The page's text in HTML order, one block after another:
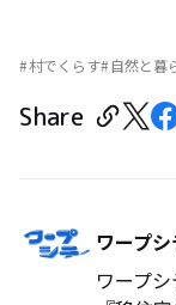
村でくらす 自然と暮
Share
ワープ
ワープ